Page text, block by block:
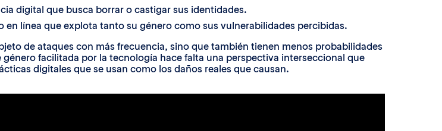
digital que busca borrar o castigar sus identidades.
línea que explota tanto su género como sus vulnerabilidades percibidas.
de ataques con más frecuencia, sino que también tienen menos probabilidades
facilitada por la tecnología hace falta una perspectiva interseccional que
digitales que se usan como los daños reales que causan.